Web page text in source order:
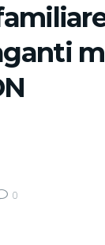
0